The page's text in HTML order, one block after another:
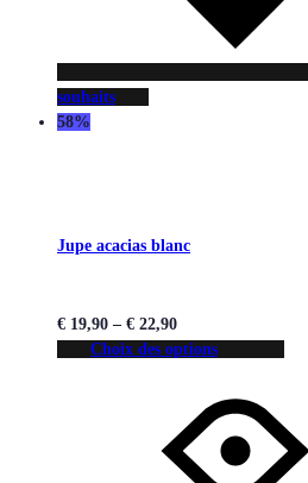
souhaits
58%
Jupe acacias blanc
€ 19,90 – € 22,90
Choix des options